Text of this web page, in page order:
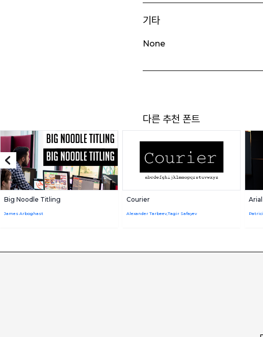
기타
None
다른 추천 폰트
Big Noodle Titling
James Arboghast
Courier
Alexander Tarbeev,Tagir Safayev
Arial